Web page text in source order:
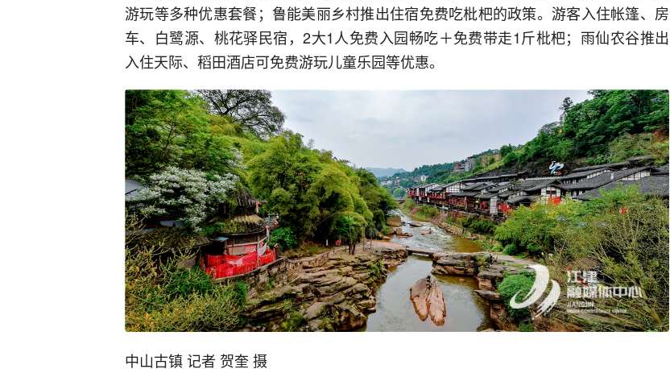
游玩等多种优惠套餐；鲁能美丽乡村推出住宿免费吃枇杷的政策。游客入住帐篷、房
车、白鹭源、桃花驿民宿，2大1人免费入园畅吃＋免费带走1斤枇杷；雨仙农谷推出
入住天际、稻田酒店可免费游玩儿童乐园等优惠。
中山古镇 记者 贺奎 摄